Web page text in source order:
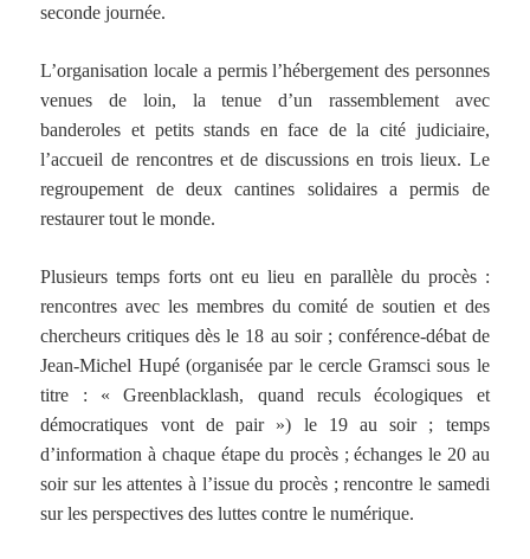
seconde journée.
L’organisation locale a permis l’hébergement des personnes
venues de loin, la tenue d’un rassemblement avec
banderoles et petits stands en face de la cité judiciaire,
l’accueil de rencontres et de discussions en trois lieux. Le
regroupement de deux cantines solidaires a permis de
restaurer tout le monde.
Plusieurs temps forts ont eu lieu en parallèle du procès :
rencontres avec les membres du comité de soutien et des
chercheurs critiques dès le 18 au soir ; conférence-débat de
Jean-Michel Hupé (organisée par le cercle Gramsci sous le
titre : « Greenblacklash, quand reculs écologiques et
démocratiques vont de pair ») le 19 au soir ; temps
d’information à chaque étape du procès ; échanges le 20 au
soir sur les attentes à l’issue du procès ; rencontre le samedi
sur les perspectives des luttes contre le numérique.